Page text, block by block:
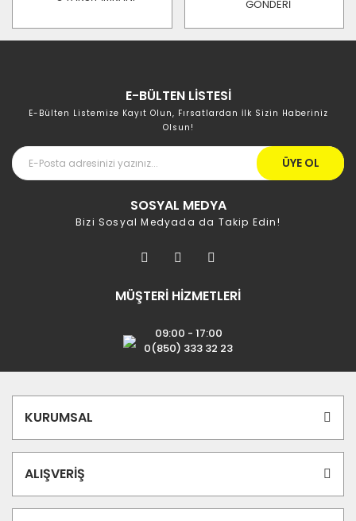
GÖNDERİ
E-BÜLTEN LİSTESİ
E-Bülten Listemize Kayıt Olun, Fırsatlardan İlk Sizin Haberiniz
Olsun!
ÜYE OL
SOSYAL MEDYA
Bizi Sosyal Medyada da Takip Edin!
MÜŞTERİ HİZMETLERİ
09:00 - 17:00
0(850) 333 32 23
KURUMSAL
ALIŞVERİŞ